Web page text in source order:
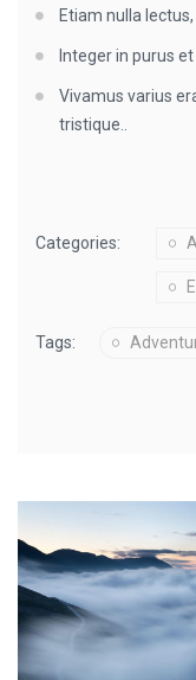
Etiam nulla
Integer in purus
Vivamus varius
tristique..
Categories:
Tags: